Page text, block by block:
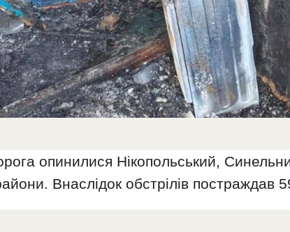
опинилися Нікопольський,
Внаслідок обстрілів постраждав